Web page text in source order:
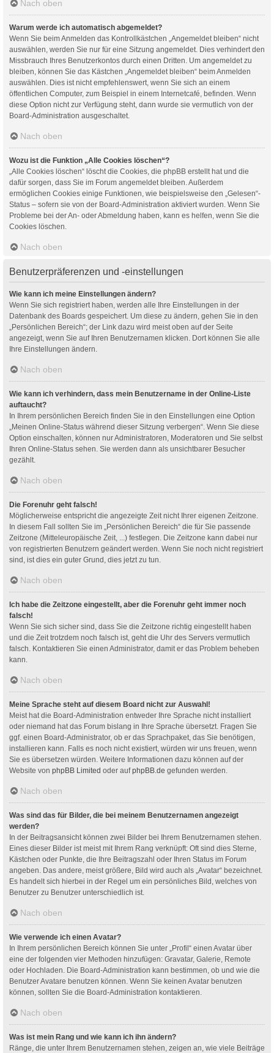
Nach oben
Warum werde ich automatisch abgemeldet?
Wenn Sie beim Anmelden das Kontrollkästchen „Angemeldet bleiben“ nicht
auswählen, werden Sie nur für eine Sitzung angemeldet. Dies verhindert den
Missbrauch Ihres Benutzerkontos durch einen Dritten. Um angemeldet zu
bleiben, können Sie das Kästchen „Angemeldet bleiben“ beim Anmelden
auswählen. Dies ist nicht empfehlenswert, wenn Sie sich an einem
öffentlichen Computer, zum Beispiel in einem Internetcafé, befinden. Wenn
diese Option nicht zur Verfügung steht, dann wurde sie vermutlich von der
Board-Administration ausgeschaltet.
Nach oben
Wozu ist die Funktion „Alle Cookies löschen“?
„Alle Cookies löschen“ löscht die Cookies, die phpBB erstellt hat und die
dafür sorgen, dass Sie im Forum angemeldet bleiben. Außerdem
ermöglichen Cookies einige Funktionen, wie beispielsweise den „Gelesen“-
Status – sofern sie von der Board-Administration aktiviert wurden. Wenn Sie
Probleme bei der An- oder Abmeldung haben, kann es helfen, wenn Sie die
Cookies löschen.
Nach oben
Benutzerpräferenzen und -einstellungen
Wie kann ich meine Einstellungen ändern?
Wenn Sie sich registriert haben, werden alle Ihre Einstellungen in der
Datenbank des Boards gespeichert. Um diese zu ändern, gehen Sie in den
„Persönlichen Bereich“; der Link dazu wird meist oben auf der Seite
angezeigt, wenn Sie auf Ihren Benutzernamen klicken. Dort können Sie alle
Ihre Einstellungen ändern.
Nach oben
Wie kann ich verhindern, dass mein Benutzername in der Online-Liste
auftaucht?
In Ihrem persönlichen Bereich finden Sie in den Einstellungen eine Option
„Meinen Online-Status während dieser Sitzung verbergen“. Wenn Sie diese
Option einschalten, können nur Administratoren, Moderatoren und Sie selbst
Ihren Online-Status sehen. Sie werden dann als unsichtbarer Besucher
gezählt.
Nach oben
Die Forenuhr geht falsch!
Möglicherweise entspricht die angezeigte Zeit nicht Ihrer eigenen Zeitzone.
In diesem Fall sollten Sie im „Persönlichen Bereich“ die für Sie passende
Zeitzone (Mitteleuropäische Zeit, ...) festlegen. Die Zeitzone kann dabei nur
von registrierten Benutzern geändert werden. Wenn Sie noch nicht registriert
sind, ist dies ein guter Grund, dies jetzt zu tun.
Nach oben
Ich habe die Zeitzone eingestellt, aber die Forenuhr geht immer noch
falsch!
Wenn Sie sich sicher sind, dass Sie die Zeitzone richtig eingestellt haben
und die Zeit trotzdem noch falsch ist, geht die Uhr des Servers vermutlich
falsch. Kontaktieren Sie einen Administrator, damit er das Problem beheben
kann.
Nach oben
Meine Sprache steht auf diesem Board nicht zur Auswahl!
Meist hat die Board-Administration entweder Ihre Sprache nicht installiert
oder niemand hat das Forum bislang in Ihre Sprache übersetzt. Fragen Sie
ggf. einen Board-Administrator, ob er das Sprachpaket, das Sie benötigen,
installieren kann. Falls es noch nicht existiert, würden wir uns freuen, wenn
Sie es übersetzen würden. Weitere Informationen dazu können auf der
Website von phpBB Limited oder aufphpBB.de gefunden werden.
Nach oben
Was sind das für Bilder, die bei meinem Benutzernamen angezeigt
werden?
In der Beitragsansicht können zwei Bilder bei Ihrem Benutzernamen stehen.
Eines dieser Bilder ist meist mit Ihrem Rang verknüpft: Oft sind dies Sterne,
Kästchen oder Punkte, die Ihre Beitragszahl oder Ihren Status im Forum
angeben. Das andere, meist größere, Bild wird auch als „Avatar“ bezeichnet.
Es handelt sich hierbei in der Regel um ein persönliches Bild, welches von
Benutzer zu Benutzer unterschiedlich ist.
Nach oben
Wie verwende ich einen Avatar?
In Ihrem persönlichen Bereich können Sie unter „Profil“ einen Avatar über
eine der folgenden vier Methoden hinzufügen: Gravatar, Galerie, Remote
oder Hochladen. Die Board-Administration kann bestimmen, ob und wie die
Benutzer Avatare benutzen können. Wenn Sie keinen Avatar benutzen
können, sollten Sie die Board-Administration kontaktieren.
Nach oben
Was ist mein Rang und wie kann ich ihn ändern?
Ränge, die unter Ihrem Benutzernamen stehen, zeigen an, wie viele Beiträge